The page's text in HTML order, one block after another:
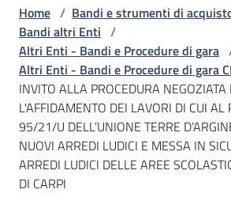
telematici
L'Agenzia
Bandi
e
strumenti
Home / Bandi e strumenti di
Bandi altri Enti /
Altri Enti - Bandi e Procedure di gara
Altri Enti - Bandi e Procedure di gara
INVITO ALLA PROCEDURA NEGOZIATA
L'AFFIDAMENTO DEI LAVORI DI CUI AL
95/21/U DELL’UNIONE TERRE
NUOVI ARREDI LUDICI E MESSA IN
ARREDI LUDICI DELLE AREE
DI CARPI